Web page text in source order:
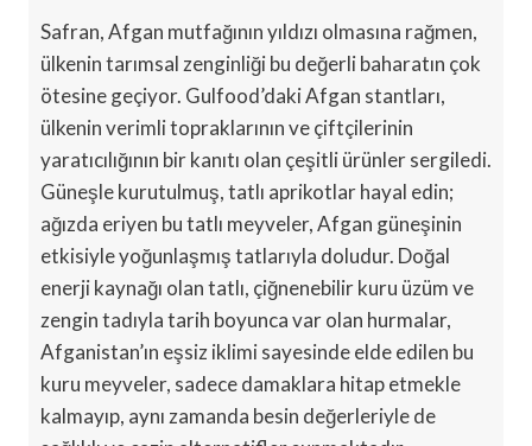
Safran, Afgan mutfağının yıldızı olmasına rağmen,
ülkenin tarımsal zenginliği bu değerli baharatın çok
ötesine geçiyor. Gulfood’daki Afgan stantları,
ülkenin verimli topraklarının ve çiftçilerinin
yaratıcılığının bir kanıtı olan çeşitli ürünler sergiledi.
Güneşle kurutulmuş, tatlı aprikotlar hayal edin;
ağızda eriyen bu tatlı meyveler, Afgan güneşinin
etkisiyle yoğunlaşmış tatlarıyla doludur. Doğal
enerji kaynağı olan tatlı, çiğnenebilir kuru üzüm ve
zengin tadıyla tarih boyunca var olan hurmalar,
Afganistan’ın eşsiz iklimi sayesinde elde edilen bu
kuru meyveler, sadece damaklara hitap etmekle
kalmayıp, aynı zamanda besin değerleriyle de